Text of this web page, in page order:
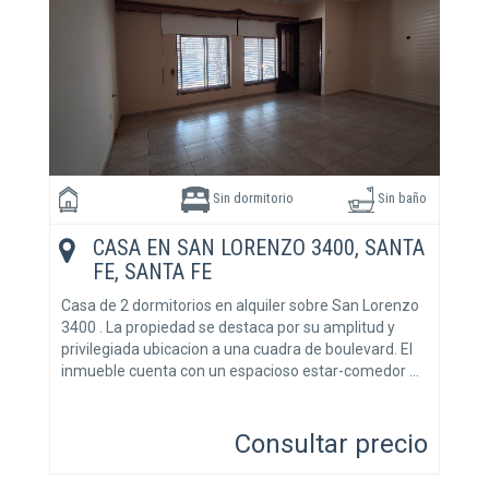
Sin dormitorio Sin baño
CASA EN SAN LORENZO 3400, SANTA
FE, SANTA FE
Casa de 2 dormitorios en alquiler sobre San Lorenzo
3400 . La propiedad se destaca por su amplitud y
privilegiada ubicacion a una cuadra de boulevard. El
inmueble cuenta con un espacioso estar-comedor …
Consultar precio